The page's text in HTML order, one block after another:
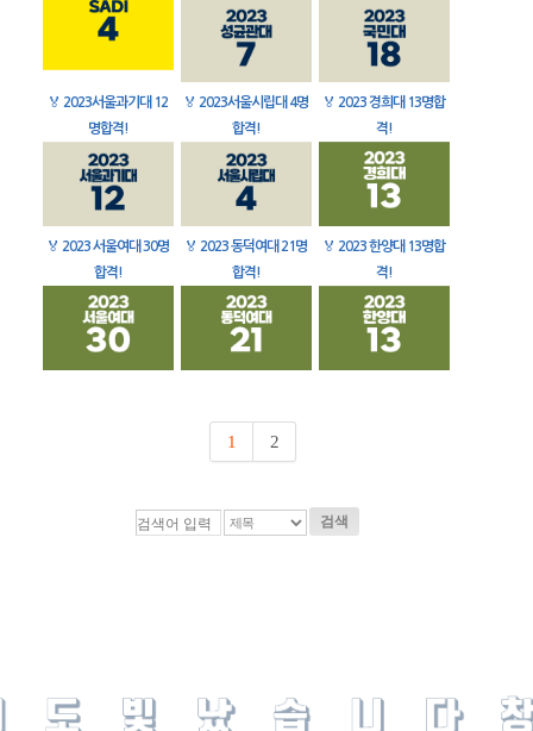
🏅 2023서울과기대 12
명합격!
🏅 2023서울시립대 4명
합격!
🏅 2023 경희대 13명합
격!
🏅 2023 서울여대 30명
합격!
🏅 2023 동덕여대 21명
합격!
🏅 2023 한양대 13명합
격!
1 2
검색